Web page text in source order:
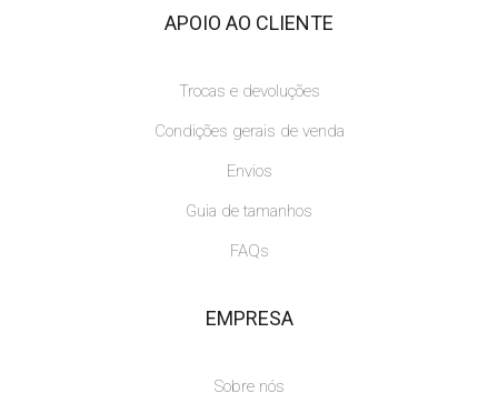
APOIO AO CLIENTE
Trocas e devoluções
Condições gerais de venda
Envios
Guia de tamanhos
FAQs
EMPRESA
Sobre nós